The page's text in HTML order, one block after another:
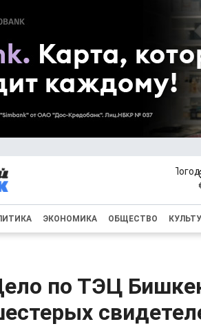
ЭКОНОМИКА ОБЩЕСТВО
по ТЭЦ